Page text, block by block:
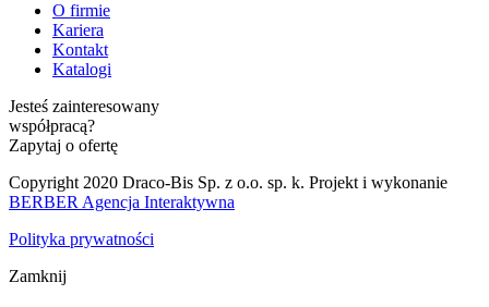
O firmie
Kariera
Kontakt
Katalogi
Jesteś zainteresowany
współpracą?
Zapytaj o ofertę
Copyright 2020 Draco-Bis Sp. z o.o. sp. k. Projekt i wykonanie
BERBER Agencja Interaktywna
Polityka prywatności
Zamknij